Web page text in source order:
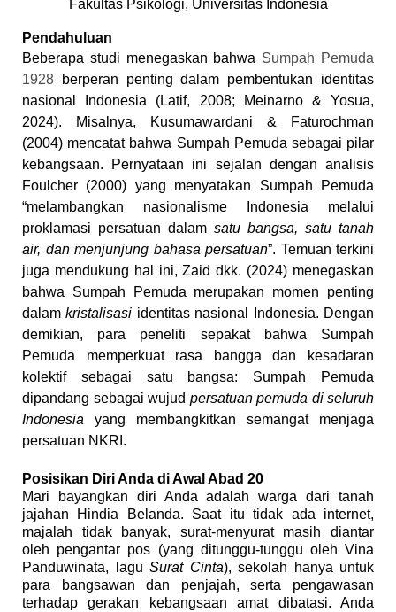
Fakultas Psikologi, Universitas Indonesia
Pendahuluan
Beberapa studi menegaskan bahwa Sumpah Pemuda
1928 berperan penting dalam pembentukan identitas
nasional Indonesia (Latif, 2008; Meinarno & Yosua,
2024). Misalnya, Kusumawardani & Faturochman
(2004) mencatat bahwa Sumpah Pemuda sebagai pilar
kebangsaan. Pernyataan ini sejalan dengan analisis
Foulcher (2000) yang menyatakan Sumpah Pemuda
“melambangkan nasionalisme Indonesia melalui
proklamasi persatuan dalam satu bangsa, satu tanah
air, dan menjunjung bahasa persatuan”. Temuan terkini
juga mendukung hal ini, Zaid dkk. (2024) menegaskan
bahwa Sumpah Pemuda merupakan momen penting
dalamkristalisasi identitas nasional Indonesia. Dengan
demikian, para peneliti sepakat bahwa Sumpah
Pemuda memperkuat rasa bangga dan kesadaran
kolektif sebagai satu bangsa: Sumpah Pemuda
dipandang sebagai wujud persatuan pemuda di seluruh
Indonesia yang membangkitkan semangat menjaga
persatuan NKRI.
Posisikan Diri Anda di Awal Abad 20
Mari bayangkan diri Anda adalah warga dari tanah
jajahan Hindia Belanda. Saat itu tidak ada internet,
majalah tidak banyak, surat-menyurat masih diantar
oleh pengantar pos (yang ditunggu-tunggu oleh Vina
Panduwinata, lagu Surat Cinta), sekolah hanya untuk
para bangsawan dan penjajah, serta pengawasan
terhadap gerakan kebangsaan amat dibatasi. Anda